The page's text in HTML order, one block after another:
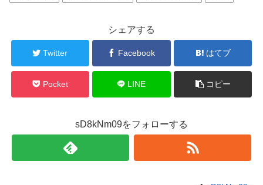
シェアする
Twitter Facebook はてブ
Pocket LINE コピー
sD8kNm09をフォローする